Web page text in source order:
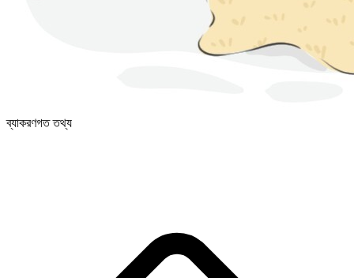
ব্যাকরণগত তথ্য